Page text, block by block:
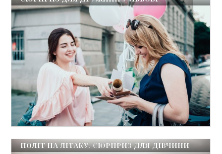
ПОЛІТ НА ЛІТАКУ. СЮРПРИЗ ДЛЯ ДІВЧИНИ